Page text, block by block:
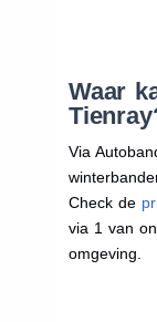
Waar
Via
Check de
via 1 van
omgeving.